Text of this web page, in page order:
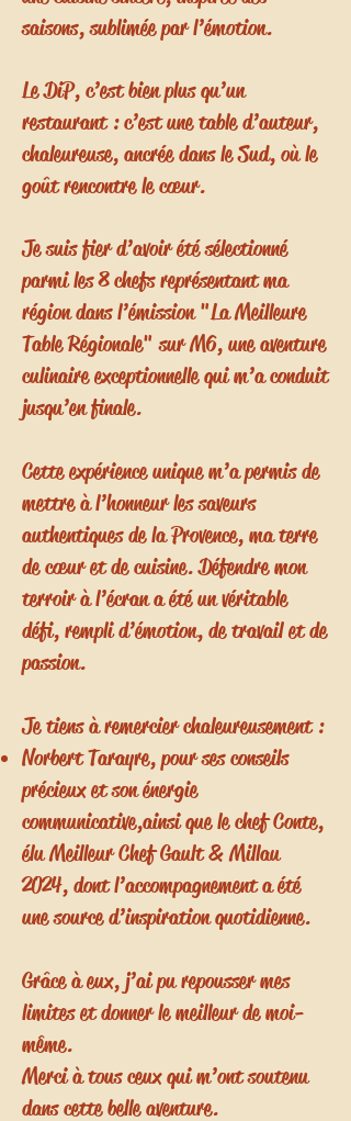
saisons, sublimée par l’émotion.
Le DiP, c’est bien plus qu’un
restaurant : c’est une table d’auteur,
chaleureuse, ancrée dans le Sud, où le
goût rencontre le cœur.
Je suis fier d’avoir été sélectionné
parmi les 8 chefs représentant ma
région dans l’émission "La Meilleure
Table Régionale" sur M6, une aventure
culinaire exceptionnelle qui m’a conduit
jusqu’en finale.
Cette expérience unique m’a permis de
mettre à l’honneur les saveurs
authentiques de la Provence, ma terre
de cœur et de cuisine. Défendre mon
terroir à l’écran a été un véritable
défi, rempli d’émotion, de travail et de
passion.
Je tiens à remercier chaleureusement :
Norbert Tarayre, pour ses conseils
précieux et son énergie
communicative,ainsi que le chef Conte,
élu Meilleur Chef Gault & Millau
2024, dont l’accompagnement a été
une source d’inspiration quotidienne.
Grâce à eux, j’ai pu repousser mes
limites et donner le meilleur de moi-
même.
Merci à tous ceux qui m’ont soutenu
dans cette belle aventure.